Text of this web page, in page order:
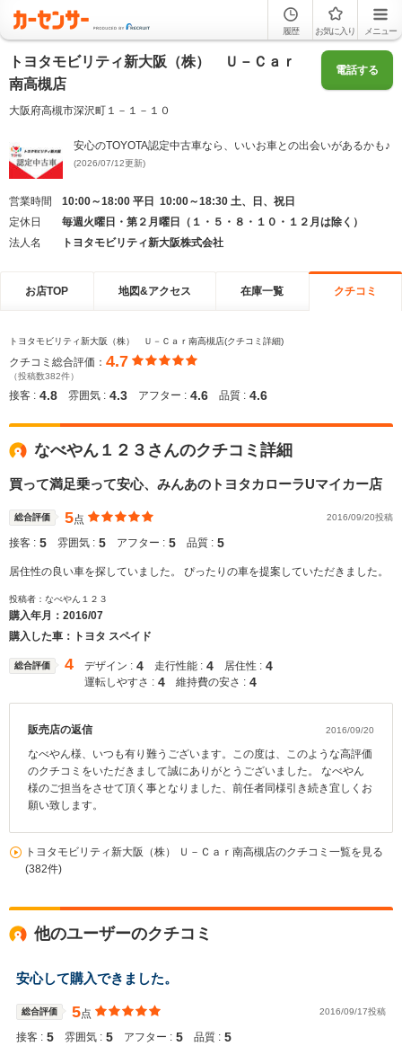
履歴 お気に入り メニュー
トヨタモビリティ新大阪（株） Ｕ－Ｃａｒ
南高槻店
大阪府高槻市深沢町１－１－１０
電話する
安心のTOYOTA認定中古車なら、いいお車との出会いがあるかも♪
(2026/07/12更新)
営業時間
10:00～18:00 平日 10:00～18:30 土、日、祝日
定休日
毎週火曜日・第２月曜日（１・５・８・１０・１２月は除く）
法人名
トヨタモビリティ新大阪株式会社
お店TOP 地図&アクセス 在庫一覧 クチコミ
トヨタモビリティ新大阪（株） Ｕ－Ｃａｒ南高槻店(クチコミ詳細)
クチコミ総合評価： 4.7
（投稿数382件）
接客 : 4.8 雰囲気 : 4.3 アフター : 4.6 品質 : 4.6
なべやん１２３さんのクチコミ詳細
買って満足乗って安心、みんあのトヨタカローラUマイカー店
総合評価 5点 2016/09/20投稿
接客 : 5 雰囲気 : 5 アフター : 5 品質 : 5
居住性の良い車を探していました。 ぴったりの車を提案していただきました。
投稿者：なべやん１２３
購入年月： 2016/07
購入した車：トヨタ スペイド
総合評価 4 デザイン : 4 走行性能 : 4 居住性 : 4
運転しやすさ : 4 維持費の安さ : 4
販売店の返信 2016/09/20
なべやん様、いつも有り難うございます。この度は、このような高評価
のクチコミをいただきまして誠にありがとうございました。 なべやん
様のご担当をさせて頂く事となりました、前任者同様引き続き宜しくお
願い致します。
トヨタモビリティ新大阪（株） Ｕ－Ｃａｒ南高槻店のクチコミ一覧を見る
(382件)
他のユーザーのクチコミ
安心して購入できました。
総合評価 5点 2016/09/17投稿
接客 : 5 雰囲気 : 5 アフター : 5 品質 : 5